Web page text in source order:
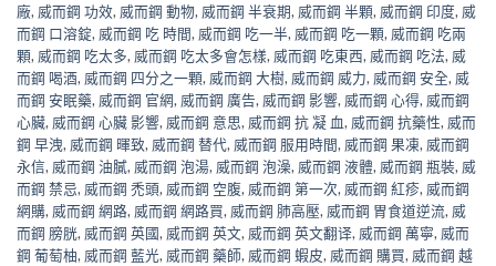
廠, 威而鋼 功效, 威而鋼 動物, 威而鋼 半衰期, 威而鋼 半顆, 威而鋼 印度, 威
而鋼 口溶錠, 威而鋼 吃 時間, 威而鋼 吃一半, 威而鋼 吃一顆, 威而鋼 吃兩
顆, 威而鋼 吃太多, 威而鋼 吃太多會怎樣, 威而鋼 吃東西, 威而鋼 吃法, 威
而鋼 喝酒, 威而鋼 四分之一顆, 威而鋼 大樹, 威而鋼 威力, 威而鋼 安全, 威
而鋼 安眠藥, 威而鋼 官網, 威而鋼 廣告, 威而鋼 影響, 威而鋼 心得, 威而鋼
心臟, 威而鋼 心臟 影響, 威而鋼 意思, 威而鋼 抗 凝 血, 威而鋼 抗藥性, 威而
鋼 早洩, 威而鋼 暉致, 威而鋼 替代, 威而鋼 服用時間, 威而鋼 果凍, 威而鋼
永信, 威而鋼 油膩, 威而鋼 泡湯, 威而鋼 泡澡, 威而鋼 液體, 威而鋼 瓶裝, 威
而鋼 禁忌, 威而鋼 禿頭, 威而鋼 空腹, 威而鋼 第一次, 威而鋼 紅疹, 威而鋼
網購, 威而鋼 網路, 威而鋼 網路買, 威而鋼 肺高壓, 威而鋼 胃食道逆流, 威
而鋼 膀胱, 威而鋼 英國, 威而鋼 英文, 威而鋼 英文翻译, 威而鋼 萬寧, 威而
鋼 葡萄柚, 威而鋼 藍光, 威而鋼 藥師, 威而鋼 蝦皮, 威而鋼 購買, 威而鋼 越